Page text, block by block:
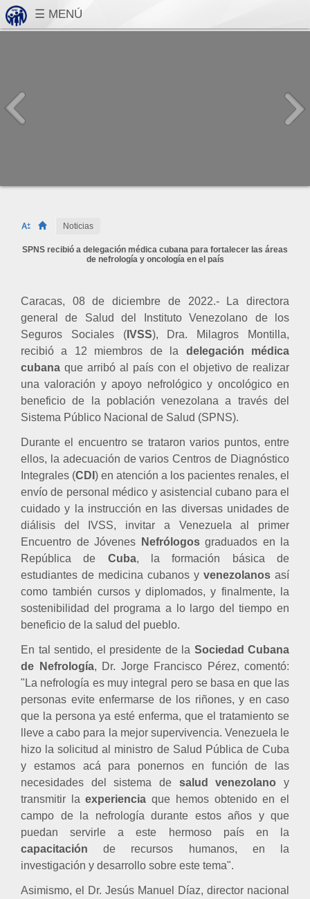
Noticias
SPNS recibió a delegación médica cubana para fortalecer las áreas
de nefrología y oncología en el país
Caracas, 08 de diciembre de 2022.- La directora
general de Salud del Instituto Venezolano de los
Seguros Sociales (IVSS), Dra. Milagros Montilla,
recibió a 12 miembros de la delegación
médica
cubana que arribó al país con el objetivo de realizar
una valoración y apoyo nefrológico y oncológico en
beneficio de la población venezolana a través del
Sistema Público Nacional de Salud (SPNS).
Durante el encuentro se trataron varios puntos, entre
ellos, la adecuación de varios Centros de Diagnóstico
Integrales (CDI ) en atención a los pacientes renales, el
envío de personal médico y asistencial cubano para el
cuidado y la instrucción en las diversas unidades de
diálisis del IVSS, invitar a Venezuela al primer
Encuentro de Jóvenes
Nefrólogosgraduados en la
República de Cuba, la formación básica de
estudiantes de medicina cubanos y venezolanos así
como también cursos y diplomados, y finalmente, la
sostenibilidad del programa a lo largo del tiempo en
beneficio de la salud del pueblo.
En tal sentido, el presidente de la Sociedad Cubana
de Nefrología, Dr. Jorge Francisco Pérez, comentó:
"La nefrología es muy integral pero se basa en que las
personas evite enfermarse de los riñones, y en caso
que la persona ya esté enferma, que el tratamiento se
lleve a cabo para la mejor supervivencia. Venezuela le
hizo la solicitud al ministro de Salud Pública de Cuba
y estamos acá para ponernos en función de las
necesidades del sistema de salud venezolano y
transmitir laexperiencia que hemos obtenido en el
campo de la nefrología durante estos años y que
puedan servirle a este hermoso país en la
capacitación de recursos humanos, en la
investigación y desarrollo sobre este tema".
Asimismo, el Dr. Jesús Manuel Díaz, director nacional